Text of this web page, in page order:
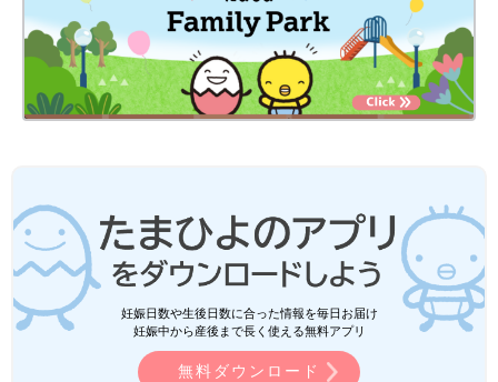
妊娠日数や生後日数に合った情報を毎日お届け
妊娠中から産後まで長く使える無料アプリ
無料ダウンロード